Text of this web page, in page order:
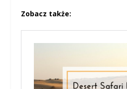
Zobacz także: